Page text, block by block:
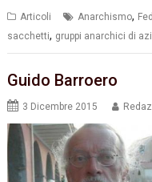
Articoli Anarchismo,
sacchetti, gruppi anarchici di
Guido Barroero
3 Dicembre 2015